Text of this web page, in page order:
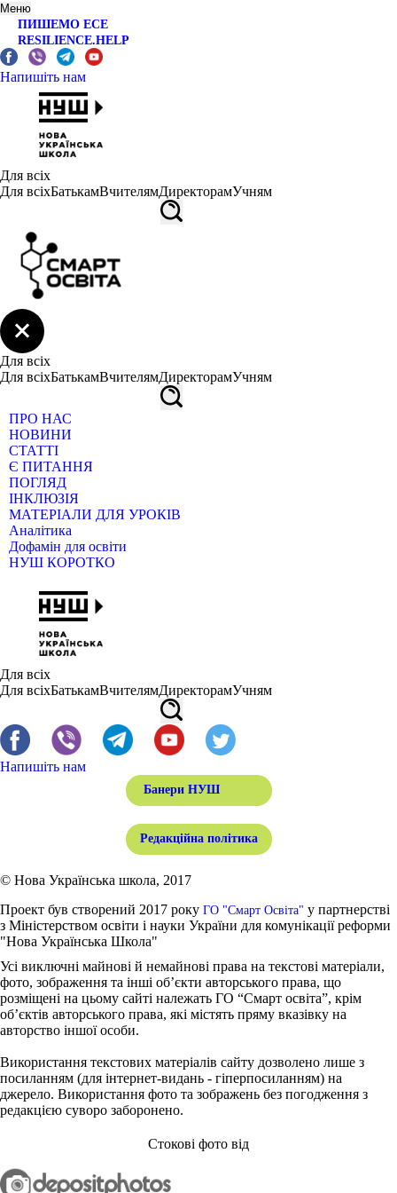
Меню
ПИШЕМО ЕСЕ
RESILIENCE.HELP
Напишіть нам
Для всіх
Для всіхБатькамВчителямДиректорамУчням
Для всіх
Для всіхБатькамВчителямДиректорамУчням
ПРО НАС
НОВИНИ
СТАТТІ
Є ПИТАННЯ
ПОГЛЯД
ІНКЛЮЗІЯ
МАТЕРІАЛИ ДЛЯ УРОКІВ
Аналітика
Дофамін для освіти
НУШ КОРОТКО
Для всіх
Для всіхБатькамВчителямДиректорамУчням
Напишіть нам
Банери НУШ
Редакційна політика
© Нова Українська школа, 2017
Проект був створений 2017 року ГО "Смарт Освіта" у партнерстві
з Міністерством освіти і науки України для комунікації реформи
"Нова Українська Школа"
Усі виключні майнові й немайнові права на текстові матеріали,
фото, зображення та інші об’єкти авторського права, що
розміщені на цьому сайті належать ГО “Смарт освіта”, крім
об’єктів авторського права, які містять пряму вказівку на
авторство іншої особи.
Використання текстових матеріалів сайту дозволено лише з
посиланням (для інтернет-видань - гіперпосиланням) на
джерело. Використання фото та зображень без погодження з
редакцією суворо заборонено.
Стокові фото від